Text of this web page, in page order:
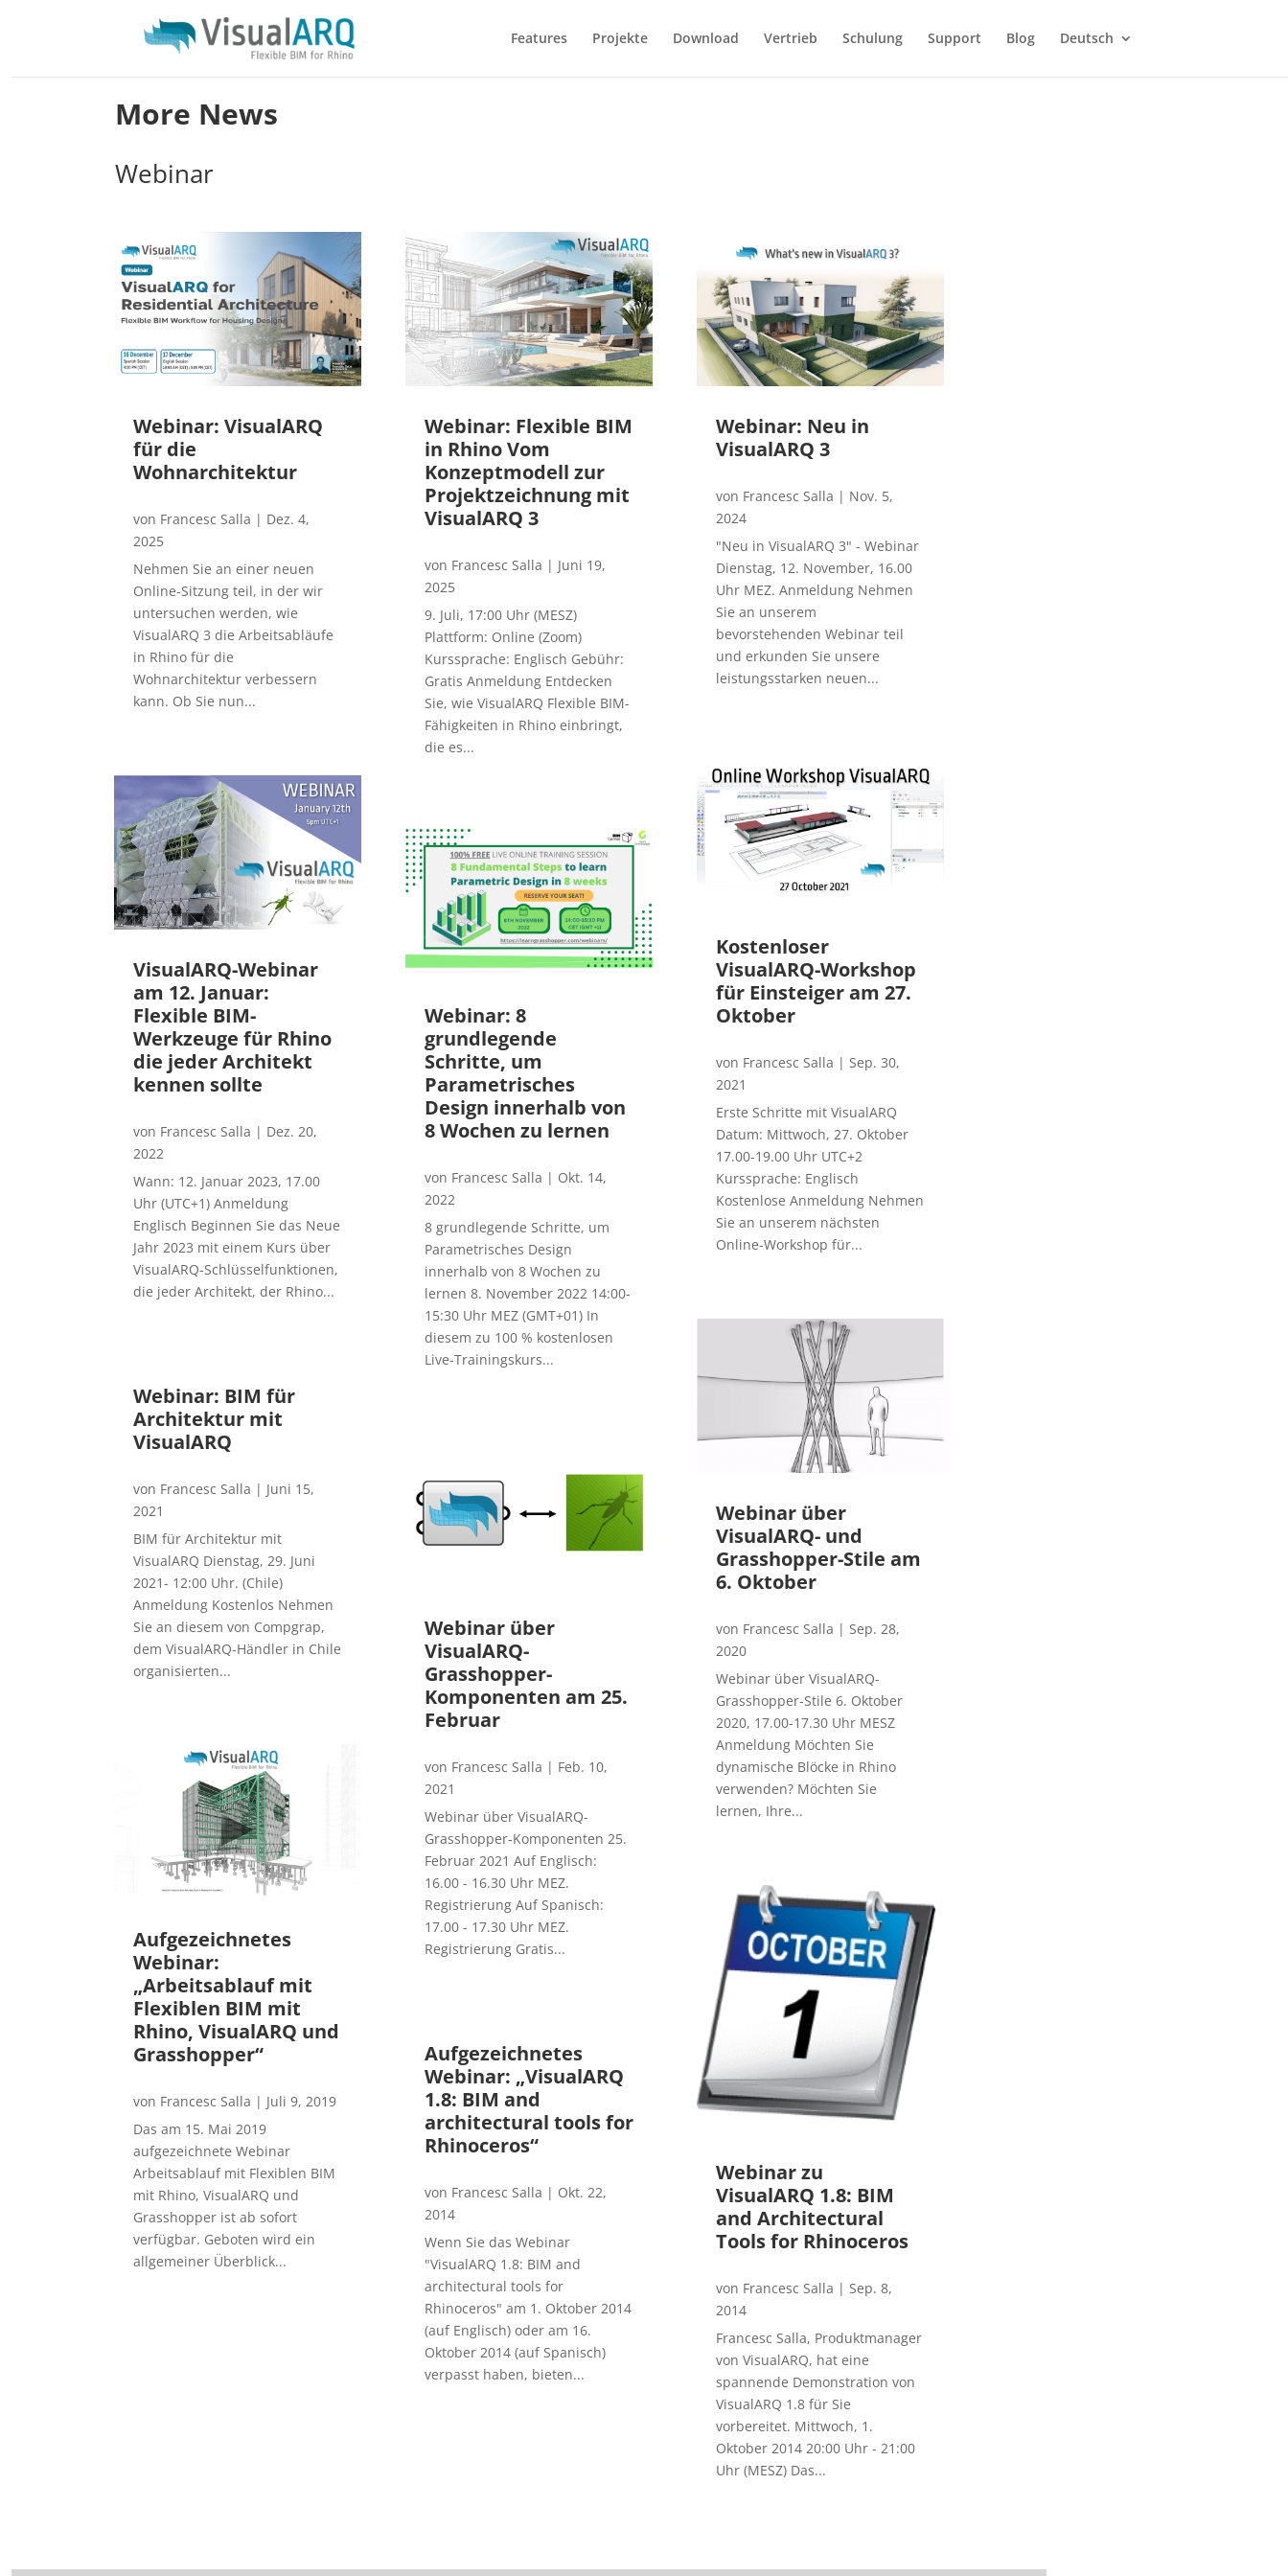
Features Projekte Download Vertrieb Schulung Support Blog Deutsch
More News
Webinar
Webinar: VisualARQ
für die
Wohnarchitektur
von Francesc Salla | Dez. 4,
2025
Nehmen Sie an einer neuen
Online-Sitzung teil, in der wir
untersuchen werden, wie
VisualARQ 3 die Arbeitsabläufe
in Rhino für die
Wohnarchitektur verbessern
kann. Ob Sie nun...
VisualARQ-Webinar
am 12. Januar:
Flexible BIM-
Werkzeuge für Rhino
die jeder Architekt
kennen sollte
von Francesc Salla | Dez. 20,
2022
Wann: 12. Januar 2023, 17.00
Uhr (UTC+1) Anmeldung
Englisch Beginnen Sie das Neue
Jahr 2023 mit einem Kurs über
VisualARQ-Schlüsselfunktionen,
die jeder Architekt, der Rhino...
Webinar: BIM für
Architektur mit
VisualARQ
von Francesc Salla | Juni 15,
2021
BIM für Architektur mit
VisualARQ Dienstag, 29. Juni
2021- 12:00 Uhr. (Chile)
Anmeldung Kostenlos Nehmen
Sie an diesem von Compgrap,
dem VisualARQ-Händler in Chile
organisierten...
Aufgezeichnetes
Webinar:
„Arbeitsablauf mit
Flexiblen BIM mit
Rhino, VisualARQ und
Grasshopper“
von Francesc Salla | Juli 9, 2019
Das am 15. Mai 2019
aufgezeichnete Webinar
Arbeitsablauf mit Flexiblen BIM
mit Rhino, VisualARQ und
Grasshopper ist ab sofort
verfügbar. Geboten wird ein
allgemeiner Überblick...
Webinar: Flexible BIM
in Rhino Vom
Konzeptmodell zur
Projektzeichnung mit
VisualARQ 3
von Francesc Salla | Juni 19,
2025
9. Juli, 17:00 Uhr (MESZ)
Plattform: Online (Zoom)
Kurssprache: Englisch Gebühr:
Gratis Anmeldung Entdecken
Sie, wie VisualARQ Flexible BIM-
Fähigkeiten in Rhino einbringt,
die es...
Webinar: 8
grundlegende
Schritte, um
Parametrisches
Design innerhalb von
8 Wochen zu lernen
von Francesc Salla | Okt. 14,
2022
8 grundlegende Schritte, um
Parametrisches Design
innerhalb von 8 Wochen zu
lernen 8. November 2022 14:00-
15:30 Uhr MEZ (GMT+01) In
diesem zu 100 % kostenlosen
Live-Trainingskurs...
Webinar über
VisualARQ-
Grasshopper-
Komponenten am 25.
Februar
von Francesc Salla | Feb. 10,
2021
Webinar über VisualARQ-
Grasshopper-Komponenten 25.
Februar 2021 Auf Englisch:
16.00 - 16.30 Uhr MEZ.
Registrierung Auf Spanisch:
17.00 - 17.30 Uhr MEZ.
Registrierung Gratis...
Aufgezeichnetes
Webinar: „VisualARQ
1.8: BIM and
architectural tools for
Rhinoceros“
von Francesc Salla | Okt. 22,
2014
Wenn Sie das Webinar
"VisualARQ 1.8: BIM and
architectural tools for
Rhinoceros" am 1. Oktober 2014
(auf Englisch) oder am 16.
Oktober 2014 (auf Spanisch)
verpasst haben, bieten...
Webinar: Neu in
VisualARQ 3
von Francesc Salla | Nov. 5,
2024
"Neu in VisualARQ 3" - Webinar
Dienstag, 12. November, 16.00
Uhr MEZ. Anmeldung Nehmen
Sie an unserem
bevorstehenden Webinar teil
und erkunden Sie unsere
leistungsstarken neuen...
Kostenloser
VisualARQ-Workshop
für Einsteiger am 27.
Oktober
von Francesc Salla | Sep. 30,
2021
Erste Schritte mit VisualARQ
Datum: Mittwoch, 27. Oktober
17.00-19.00 Uhr UTC+2
Kurssprache: Englisch
Kostenlose Anmeldung Nehmen
Sie an unserem nächsten
Online-Workshop für...
Webinar über
VisualARQ- und
Grasshopper-Stile am
6. Oktober
von Francesc Salla | Sep. 28,
2020
Webinar über VisualARQ-
Grasshopper-Stile 6. Oktober
2020, 17.00-17.30 Uhr MESZ
Anmeldung Möchten Sie
dynamische Blöcke in Rhino
verwenden? Möchten Sie
lernen, Ihre...
Webinar zu
VisualARQ 1.8: BIM
and Architectural
Tools for Rhinoceros
von Francesc Salla | Sep. 8,
2014
Francesc Salla, Produktmanager
von VisualARQ, hat eine
spannende Demonstration von
VisualARQ 1.8 für Sie
vorbereitet. Mittwoch, 1.
Oktober 2014 20:00 Uhr - 21:00
Uhr (MESZ) Das...